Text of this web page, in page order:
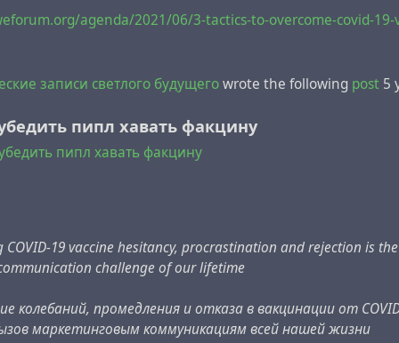
agenda/2021/06/3-tactics-to-overcome-covid-19-
записи светлого будущегоwrote the following post 5
пипл хавать факцину
пипл хавать факцину
COVID-19 vaccine hesitancy, procrastination and rejection is
challenge of our lifetime
колебаний, промедления и отказа в вакцинации от
маркетинговымкоммуникациям всей нашей жизни